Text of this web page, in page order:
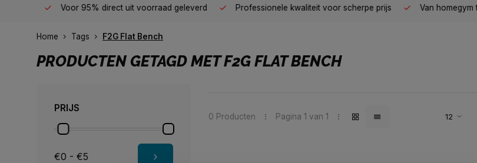
Voor 95% direct uit voorraad geleverd Professionele kwaliteit voor scherpe prijs Van homegym
Home Tags F2G Flat Bench
PRODUCTEN GETAGD MET F2G FLAT BENCH
PRIJS
€0 - €5
0 Producten Pagina 1 van 1